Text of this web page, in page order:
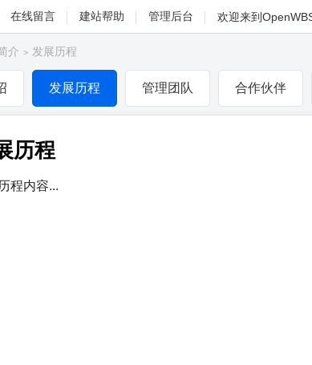
在线留言 建站帮助 管理后台 欢迎来到
介 > 发展历程
发展历程 管理团队 合作伙伴
历程
程内容...